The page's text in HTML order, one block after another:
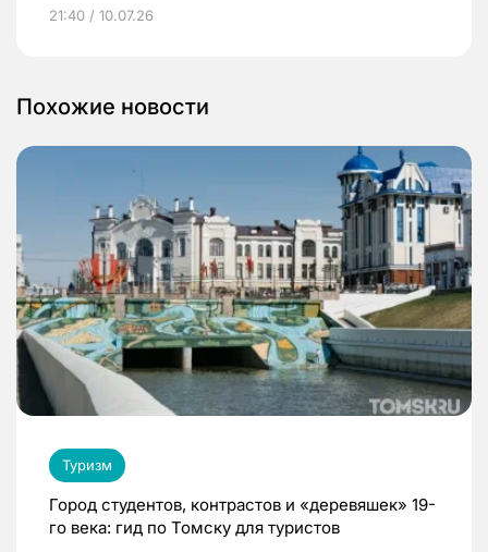
21:40 / 10.07.26
Похожие новости
Туризм
Город студентов, контрастов и «деревяшек» 19-
го века: гид по Томску для туристов